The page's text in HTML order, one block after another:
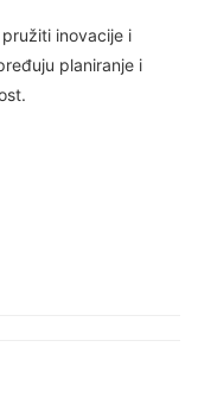
inovacije i
planiranje i